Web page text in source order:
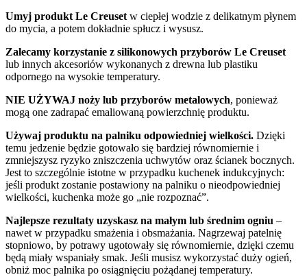
Umyj produkt Le Creuset w ciepłej wodzie z delikatnym płynem
do mycia, a potem dokładnie spłucz i wysusz.
Zalecamy korzystanie z silikonowych przyborów Le Creuset
lub innych akcesoriów wykonanych z drewna lub plastiku
odpornego na wysokie temperatury.
NIE UŻYWAJ noży lub przyborów metalowych, ponieważ
mogą one zadrapać emaliowaną powierzchnię produktu.
Używaj produktu na palniku odpowiedniej wielkości. Dzięki
temu jedzenie będzie gotowało się bardziej równomiernie i
zmniejszysz ryzyko zniszczenia uchwytów oraz ścianek bocznych.
Jest to szczególnie istotne w przypadku kuchenek indukcyjnych:
jeśli produkt zostanie postawiony na palniku o nieodpowiedniej
wielkości, kuchenka może go „nie rozpoznać”.
Najlepsze rezultaty uzyskasz na małym lub średnim ogniu –
nawet w przypadku smażenia i obsmażania. Nagrzewaj patelnię
stopniowo, by potrawy ugotowały się równomiernie, dzięki czemu
będą miały wspaniały smak. Jeśli musisz wykorzystać duży ogień,
obniż moc palnika po osiągnięciu pożądanej temperatury.